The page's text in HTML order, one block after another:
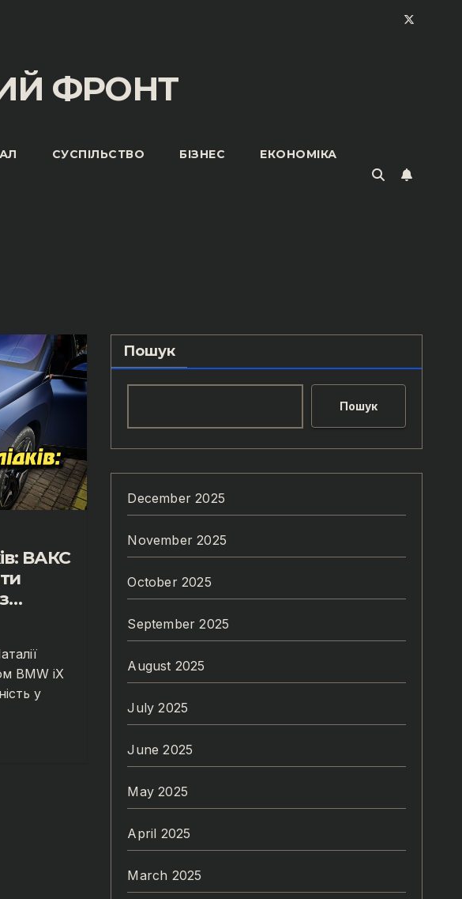
ФРОНТ
СУСПІЛЬСТВО БІЗНЕС ЕКОНОМІКА
ВАКС
BMW iX
у
Пошук
Пошук
December 2025
November 2025
October 2025
September 2025
August 2025
July 2025
June 2025
May 2025
April 2025
March 2025